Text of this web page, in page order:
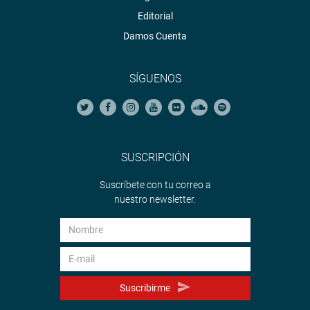
Editorial
Damos Cuenta
SÍGUENOS
SUSCRIPCIÓN
Suscríbete con tu correo a
nuestro newsletter.
Suscribirme